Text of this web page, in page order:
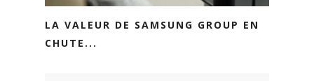
LA VALEUR DE SAMSUNG GROUP EN
CHUTE...